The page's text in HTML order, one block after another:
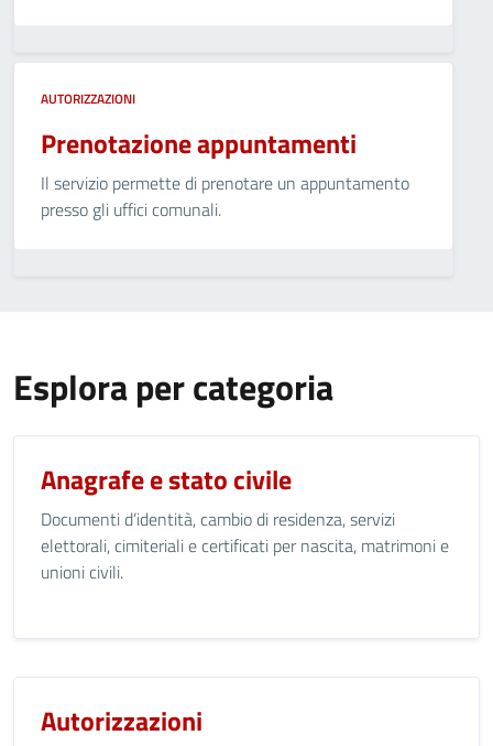
AUTORIZZAZIONI
Prenotazione appuntamenti
Il servizio permette di prenotare un appuntamento
presso gli uffici comunali.
Esplora per categoria
Anagrafe e stato civile
Documenti d’identità, cambio di residenza, servizi
elettorali, cimiteriali e certificati per nascita, matrimoni e
unioni civili.
Autorizzazioni